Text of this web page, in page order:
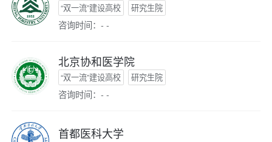
“双一流”建设高校 研究生院
咨询时间：- -
北京协和医学院
“双一流”建设高校 研究生院
咨询时间：- -
首都医科大学